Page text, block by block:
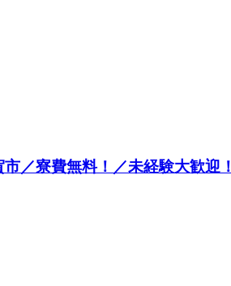
／寮費無料！／未経験大歓迎！